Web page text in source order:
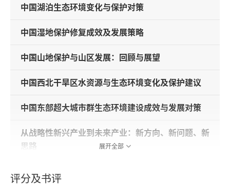
中国湖泊生态环境变化与保护对策
中国湿地保护修复成效及发展策略
中国山地保护与山区发展：回顾与展望
中国西北干旱区水资源与生态环境变化及保护建议
中国东部超大城市群生态环境建设成效与发展对策
从战略性新兴产业到未来产业：新方向、新问题、新
思路
加快推进生物安全能力建设，全力保障国家生物安全
展开全部
评分及书评